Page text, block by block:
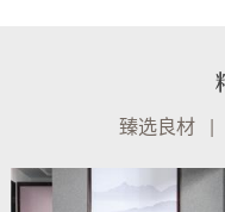
臻选良材 |